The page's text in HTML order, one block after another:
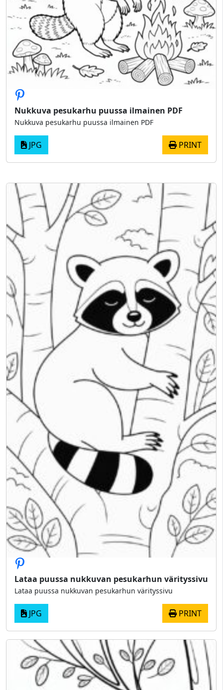
Nukkuva pesukarhu puussa ilmainen PDF
Nukkuva pesukarhu puussa ilmainen PDF
JPG PRINT
Lataa puussa nukkuvan pesukarhun värityssivu
Lataa puussa nukkuvan pesukarhun värityssivu
JPG PRINT